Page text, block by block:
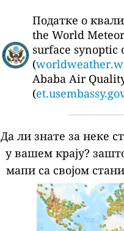
Податке о
the World
surface synoptic
(
Ababa Air
(
Да ли знате за неке
у вашем крају?
мапи са својом